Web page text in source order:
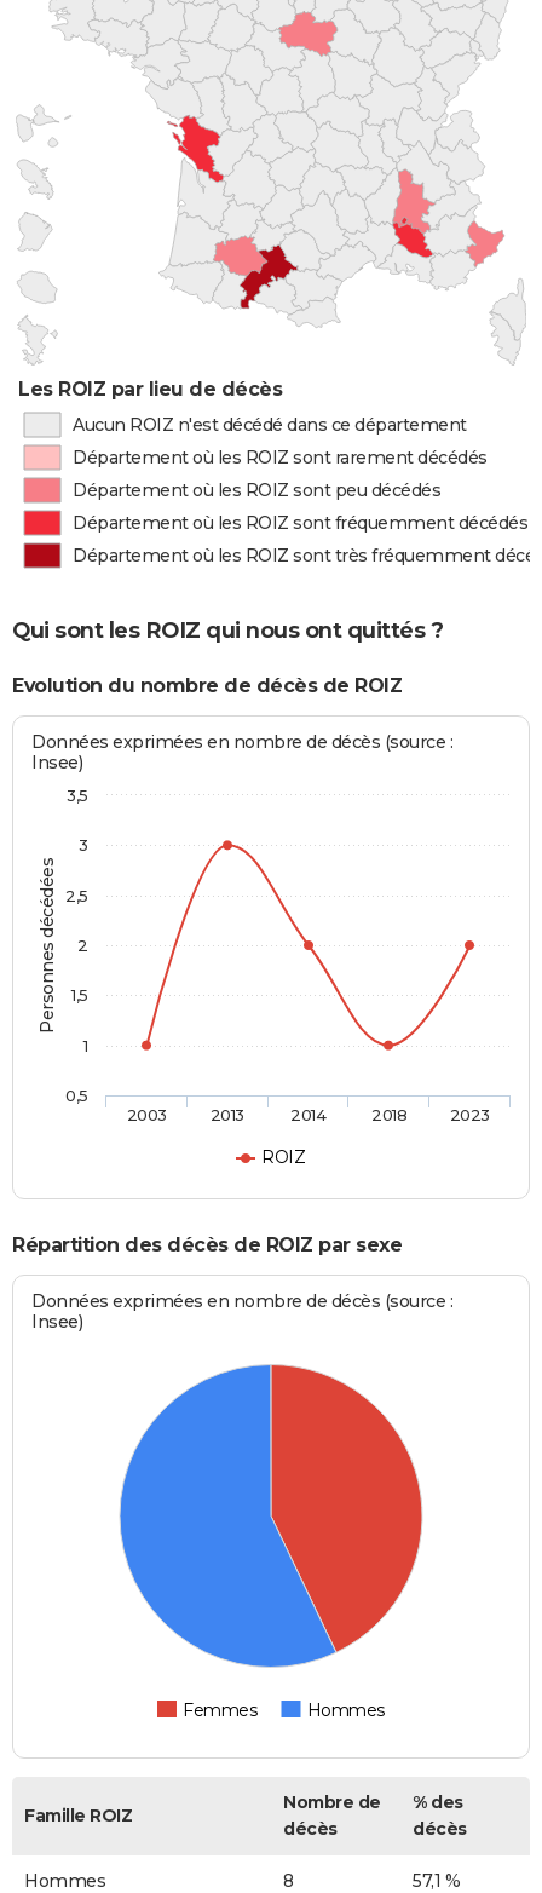
Les ROIZ par lieu de décès
Aucun ROIZ n'est décédé dans ce département
Département où les ROIZ sont rarement décédés
Département où les ROIZ sont peu décédés
Département où les ROIZ sont fréquemment décédés
Département où les ROIZ sont très fréquemment
Qui sont les ROIZ qui nous ont quittés ?
Evolution du nombre de décès de ROIZ
Personnes décédées
Données exprimées en nombre de décès (source :
Insee)
ROIZ
2003 2013 2014 2018 2023
0,5
1
1,5
2
2,5
3
3,5
Répartition des décès de ROIZ par sexe
Données exprimées en nombre de décès (source :
Insee)
Femmes Hommes
Famille ROIZ
Nombre de
décès
% des
décès
Hommes 8 57,1 %